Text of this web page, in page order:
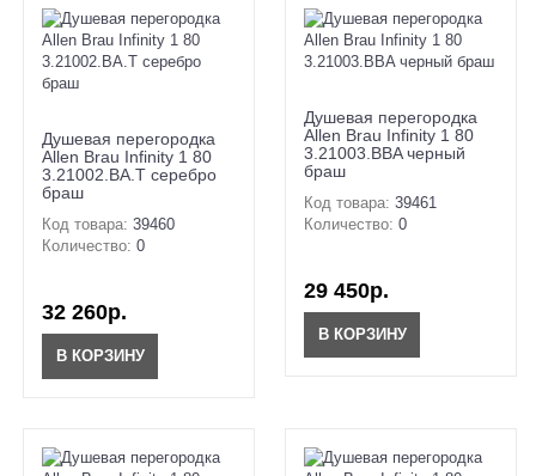
Душевая перегородка
Allen Brau Infinity 1 80
3.21002.BA.T серебро
браш
Код товара: 39460
Количество: 0
32 260р.
В КОРЗИНУ
Душевая перегородка
Allen Brau Infinity 1 80
3.21003.BBA черный
браш
Код товара: 39461
Количество: 0
29 450р.
В КОРЗИНУ